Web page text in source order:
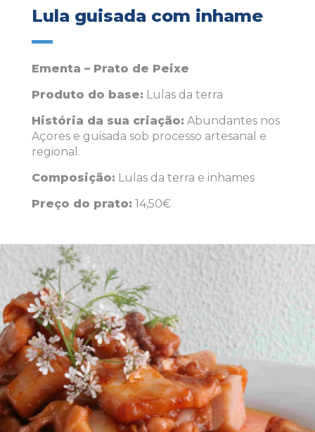
Lula guisada com inhame
Ementa – Prato de Peixe
Produto do base: Lulas da terra
História da sua criação: Abundantes nos
Açores e guisada sob processo artesanal e
regional.
Composição: Lulas da terra e inhames
Preço do prato: 14,50€